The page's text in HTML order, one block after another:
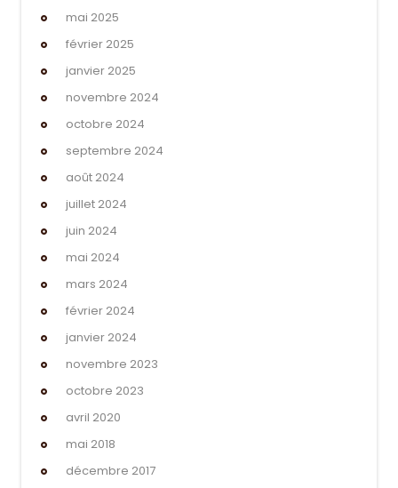
mai 2025
février 2025
janvier 2025
novembre 2024
octobre 2024
septembre 2024
août 2024
juillet 2024
juin 2024
mai 2024
mars 2024
février 2024
janvier 2024
novembre 2023
octobre 2023
avril 2020
mai 2018
décembre 2017